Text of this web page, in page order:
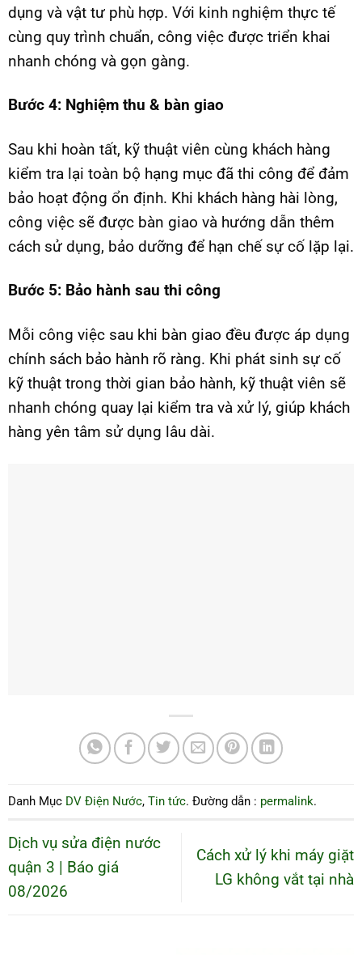
dụng và vật tư phù hợp. Với kinh nghiệm thực tế
cùng quy trình chuẩn, công việc được triển khai
nhanh chóng và gọn gàng.
Bước 4: Nghiệm thu & bàn giao
Sau khi hoàn tất, kỹ thuật viên cùng khách hàng
kiểm tra lại toàn bộ hạng mục đã thi công để đảm
bảo hoạt động ổn định. Khi khách hàng hài lòng,
công việc sẽ được bàn giao và hướng dẫn thêm
cách sử dụng, bảo dưỡng để hạn chế sự cố lặp lại.
Bước 5: Bảo hành sau thi công
Mỗi công việc sau khi bàn giao đều được áp dụng
chính sách bảo hành rõ ràng. Khi phát sinh sự cố
kỹ thuật trong thời gian bảo hành, kỹ thuật viên sẽ
nhanh chóng quay lại kiểm tra và xử lý, giúp khách
hàng yên tâm sử dụng lâu dài.
Danh Mục DV Điện Nước, Tin tức. Đường dẫn : permalink.
Dịch vụ sửa điện nước
quận 3 | Báo giá
08/2026
Cách xử lý khi máy giặt
LG không vắt tại nhà